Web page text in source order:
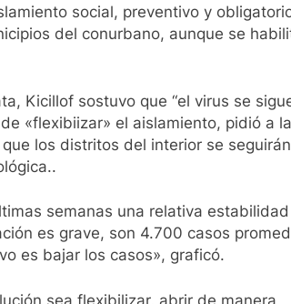
social, preventivo y
del conurbano, aunque se
Kicillof sostuvo que “el virus se
«flexibiizar» el aislamiento, pidió a la
los distritos del interior se seguirán
semanas una relativa
es grave, son 4.700 casos
es bajar los casos», graficó.
sea flexibilizar, abrir de manera